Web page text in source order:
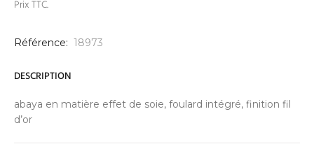
Prix TTC.
Référence: 18973
DESCRIPTION
abaya en matière effet de soie, foulard intégré, finition fil
d’or